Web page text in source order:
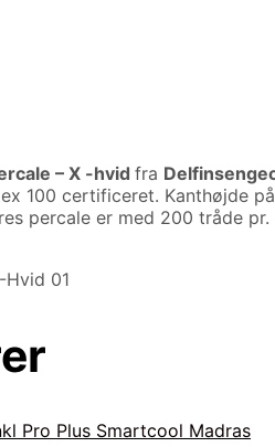
– X -hvid fra
100 certificeret. Kanthøjde
percale er med 200 tråde pr.
01